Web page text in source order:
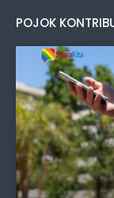
POJOK